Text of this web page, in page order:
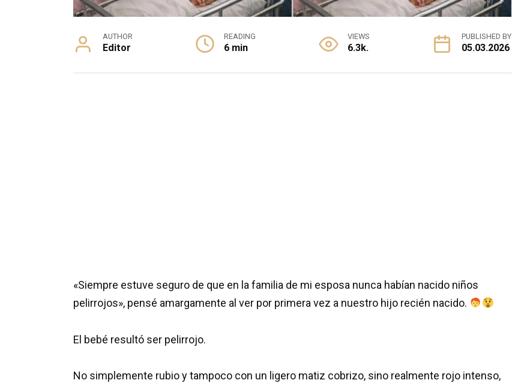
AUTHOR
Editor
READING
6 min
VIEWS
6.3k.
PUBLISHED BY
05.03.2026
«Siempre estuve seguro de que en la familia de mi esposa nunca habían nacido niños
pelirrojos», pensé amargamente al ver por primera vez a nuestro hijo recién nacido.
El bebé resultó ser pelirrojo.
No simplemente rubio y tampoco con un ligero matiz cobrizo, sino realmente rojo intenso,